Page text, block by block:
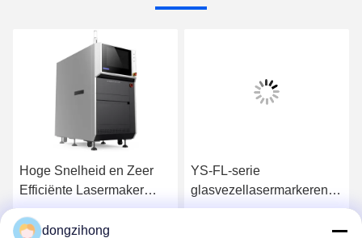
Hoge Snelheid en Zeer
Efficiënte Lasermaker
YSL-U530
YS-FL-serie
glasvezellasermarkerende
machine
dongzihong